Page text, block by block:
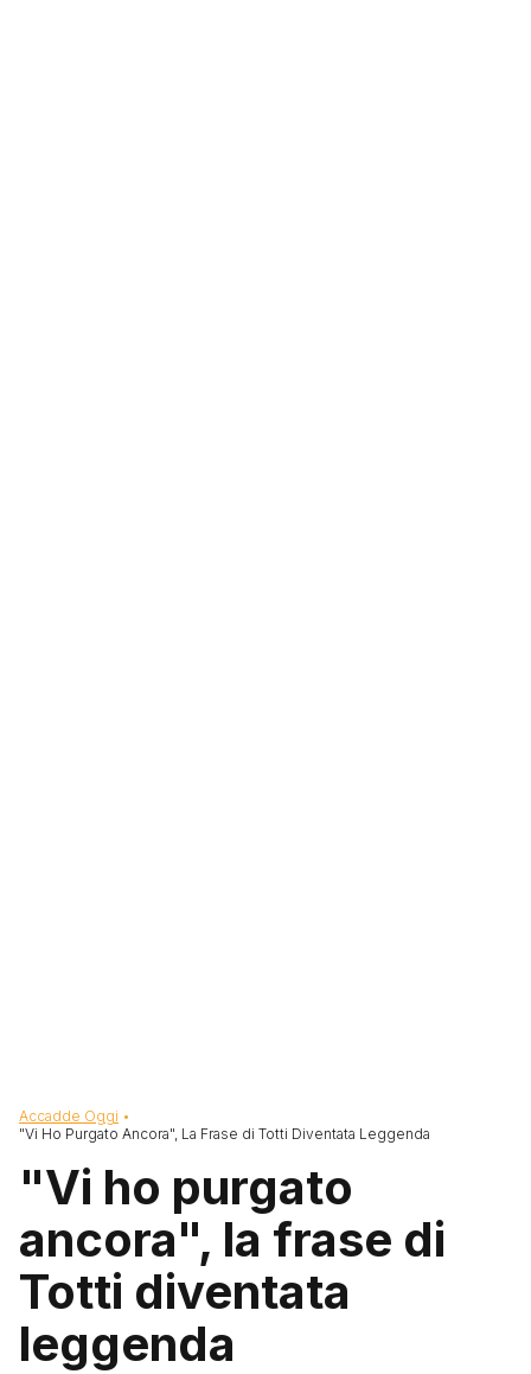
Briciole di pane
Accadde Oggi
"Vi Ho Purgato Ancora", La Frase di Totti Diventata Leggenda
"Vi ho purgato
ancora", la frase di
Totti diventata
leggenda